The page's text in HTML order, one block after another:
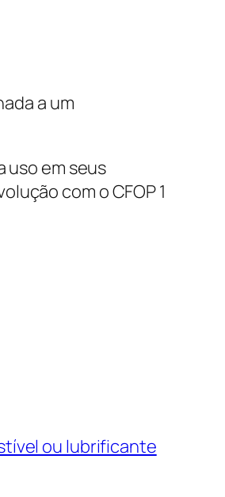
a um
uso em seus
com o CFOP 1
ou lubrificante